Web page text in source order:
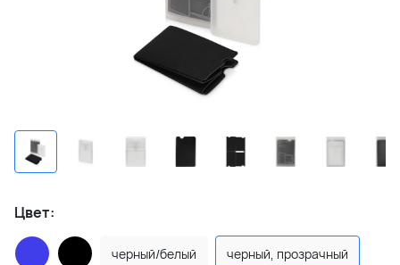
Цвет:
черный/белый черный, прозрачный